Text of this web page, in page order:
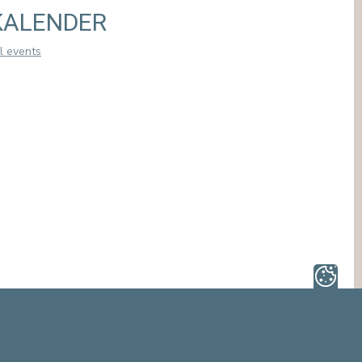
of hoge bloeddruk: sommige symptomen
de aandacht van een specialist. Bij de
u bij de p ...
events